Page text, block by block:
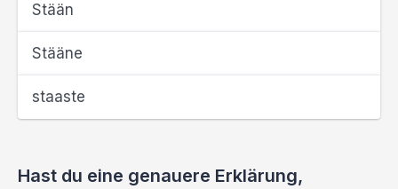
Stään
Stääne
staaste
Hast du eine genauere Erklärung,